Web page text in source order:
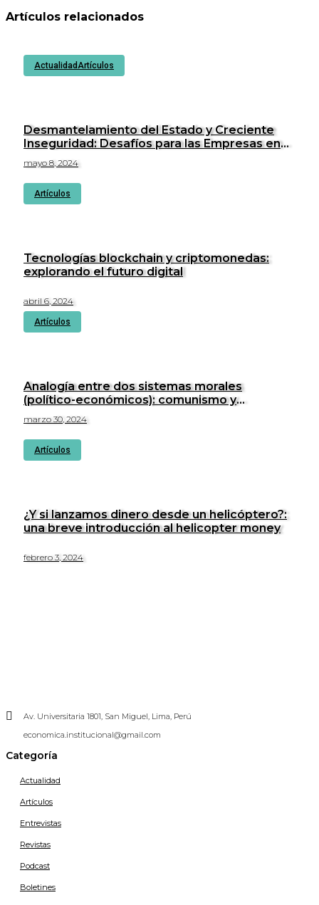
Artículos relacionados
ActualidadArtículos
Desmantelamiento del Estado y Creciente
Inseguridad: Desafíos para las Empresas en
Perú.
mayo 8, 2024
Artículos
Tecnologías blockchain y criptomonedas:
explorando el futuro digital
abril 6, 2024
Artículos
Analogía entre dos sistemas morales
(político-económicos): comunismo y
cristianismo
marzo 30, 2024
Artículos
¿Y si lanzamos dinero desde un helicóptero?:
una breve introducción al helicopter money
febrero 3, 2024
Av. Universitaria 1801, San Miguel, Lima, Perú
economica.institucional@gmail.com
Categoría
Actualidad
Artículos
Entrevistas
Revistas
Podcast
Boletines